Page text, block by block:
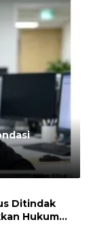
Ditindak
Hukum